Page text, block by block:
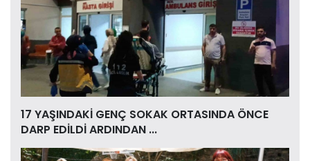
17 YAŞINDAKİ GENÇ SOKAK ORTASINDA ÖNCE
DARP EDİLDİ ARDINDAN ...